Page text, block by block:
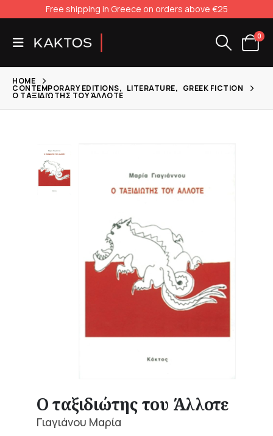
Free shipping in Greece on orders above €25
0
HOME
CONTEMPORARY EDITIONS, LITERATURE, GREEK FICTION
Ο ΤΑΞΙΔΙΏΤΗΣ ΤΟΥ ΆΛΛΟΤΕ
Ο ταξιδιώτης του Άλλοτε
Γιαγιάνου Μαρία